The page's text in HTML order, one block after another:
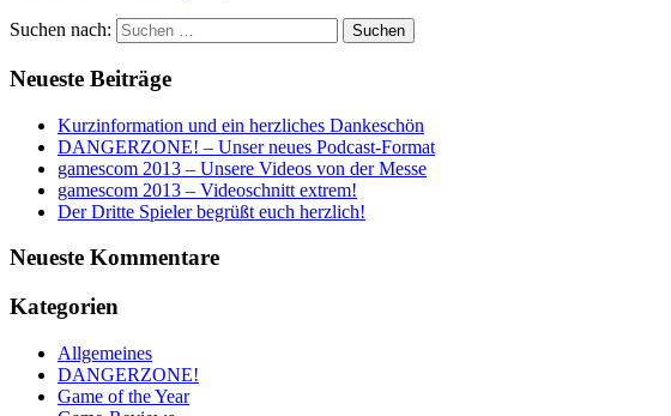
Suchen nach:
Neueste Beiträge
Kurzinformation und ein herzliches Dankeschön
DANGERZONE! – Unser neues Podcast-Format
gamescom 2013 – Unsere Videos von der Messe
gamescom 2013 – Videoschnitt extrem!
Der Dritte Spieler begrüßt euch herzlich!
Neueste Kommentare
Kategorien
Allgemeines
DANGERZONE!
Game of the Year